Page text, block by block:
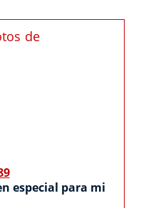
especial para mi